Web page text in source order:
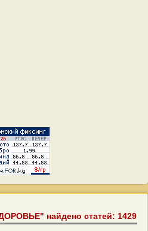
найдено статей: 1429